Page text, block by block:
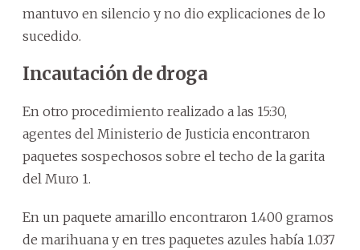
mantuvo en silencio y no dio explicaciones de lo
sucedido.
Incautación de droga
En otro procedimiento realizado a las 15:30,
agentes del Ministerio de Justicia encontraron
paquetes sospechosos sobre el techo de la garita
del Muro 1.
En un paquete amarillo encontraron 1.400 gramos
de marihuana y en tres paquetes azules había 1.037